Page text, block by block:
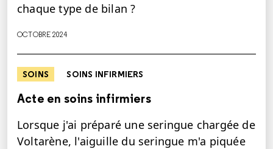
chaque type de bilan ?
OCTOBRE 2024
SOINS SOINS INFIRMIERS
Acte en soins infirmiers
Lorsque j'ai préparé une seringue chargée de
Voltarène, l'aiguille du seringue m'a piquée